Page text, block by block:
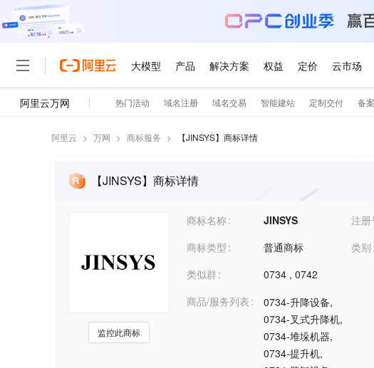
阿里云 > 万网 > 商标服务 > 【JINSYS】商标详情
【JINSYS】商标详情
监控此商标
商标名称 JINSYS 注册
商标类型
普通商标 类别
类似群
0734 , 0742
商品/服务列表
0734-升降设备,
0734-叉式升降机,
0734-堆垛机器,
0734-提升机,